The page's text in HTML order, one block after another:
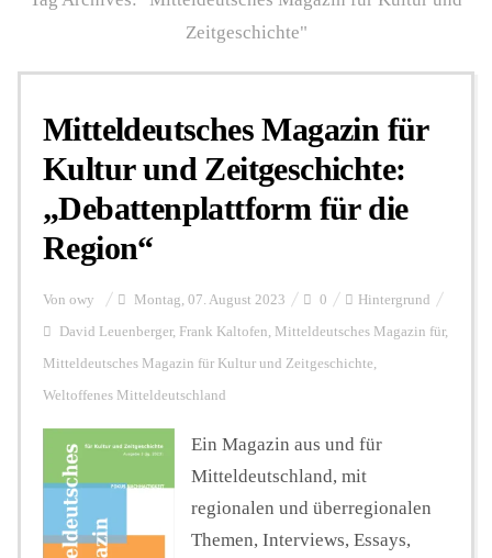
Personalien
Hintergrund
FUNKTURM-Beiträge
Podcast
Seminare
Unterstützen
Zeitgeschichte"
Mitteldeutsches Magazin für
Kultur und Zeitgeschichte:
„Debattenplattform für die
Region“
Von owy Montag, 07. August 2023 0 Hintergrund
David Leuenberger, Frank Kaltofen, Mitteldeutsches Magazin für,
Mitteldeutsches Magazin für Kultur und Zeitgeschichte,
Weltoffenes Mitteldeutschland
Ein Magazin aus und für
Mitteldeutschland, mit
regionalen und überregionalen
Themen, Interviews, Essays,